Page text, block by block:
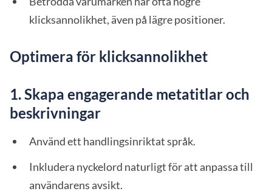
klicksannolikhet, även på lägre positioner.
Optimera för klicksannolikhet
1. Skapa engagerande metatitlar och
beskrivningar
Använd ett handlingsinriktat språk.
Inkludera nyckelord naturligt för att anpassa till
användarens avsikt.